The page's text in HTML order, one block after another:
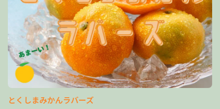
とくしまみかんラバーズ